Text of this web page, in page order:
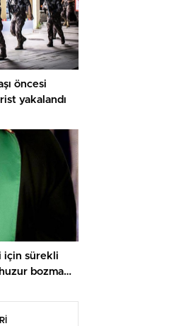
öncesi
yakalandı
için sürekli
bozma